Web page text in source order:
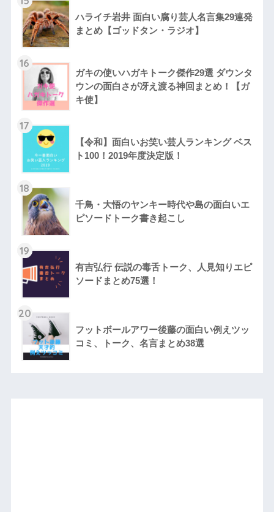
ハライチ岩井 面白い腐り芸人名言集29連発
まとめ【ゴッドタン・ラジオ】
16
ガキの使いハガキトーク傑作29選 ダウンタ
ウンの面白さが冴え渡る神回まとめ！【ガ
キ使】
17
【令和】面白いお笑い芸人ランキング ベス
ト100！2019年度決定版！
18
千鳥・大悟のヤンキー時代や島の面白いエ
ピソードトーク書き起こし
19
有吉弘行 伝説の毒舌トーク、人見知りエピ
ソードまとめ75選！
20
フットボールアワー後藤の面白い例えツッ
コミ、トーク、名言まとめ38選